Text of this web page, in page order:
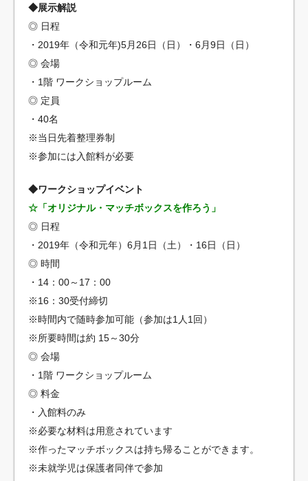
◆展示解説
◎ 日程
・2019年（令和元年)5月26日（日）・6月9日（日）
◎ 会場
・1階 ワークショップルーム
◎ 定員
・40名
※当日先着整理券制
※参加には入館料が必要
◆ワークショップイベント
☆「オリジナル・マッチボックスを作ろう」
◎ 日程
・2019年（令和元年）6月1日（土）・16日（日）
◎ 時間
・14：00～17：00
※16：30受付締切
※時間内で随時参加可能（参加は1人1回）
※所要時間は約 15～30分
◎ 会場
・1階 ワークショップルーム
◎ 料金
・入館料のみ
※必要な材料は用意されています
※作ったマッチボックスは持ち帰ることができます。
※未就学児は保護者同伴で参加